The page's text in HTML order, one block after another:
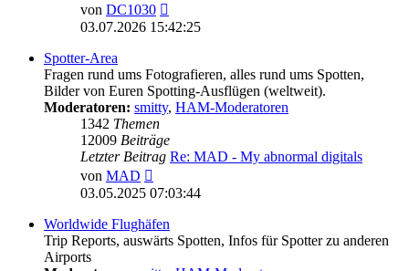
von DC1030
Beitrag
03.07.2026 15:42:25
Spotter-Area
Fragen rund ums Fotografieren, alles rund ums Spotten,
Bilder von Euren Spotting-Ausflügen (weltweit).
Moderatoren: smitty, HAM-Moderatoren
1342 Themen
12009 Beiträge
Letzter Beitrag Re: MAD - My abnormal digitals
von MAD
Beitrag
03.05.2025 07:03:44
Worldwide Flughäfen
Trip Reports, auswärts Spotten, Infos für Spotter zu anderen
Airports